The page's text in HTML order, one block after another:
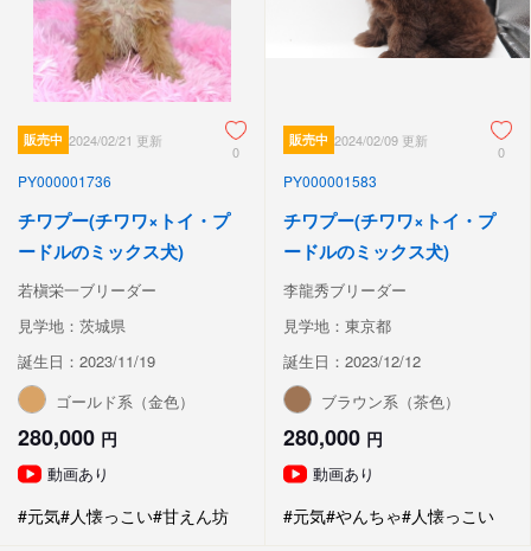
販売中 2024/02/21 更新
0
PY000001736
チワプー(チワワ×トイ・プ
ードルのミックス犬)
若槇栄一ブリーダー
見学地：茨城県
誕生日：2023/11/19
ゴールド系（金色）
280,000 円
動画あり
#元気#人懐っこい#甘えん坊
販売中 2024/02/09 更新
0
PY000001583
チワプー(チワワ×トイ・プ
ードルのミックス犬)
李龍秀ブリーダー
見学地：東京都
誕生日：2023/12/12
ブラウン系（茶色）
280,000 円
動画あり
#元気#やんちゃ#人懐っこい